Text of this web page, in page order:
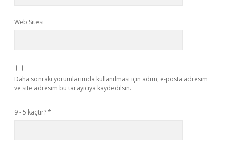
Web Sitesi
Daha sonraki yorumlarımda kullanılması için adım, e-posta adresim
ve site adresim bu tarayıcıya kaydedilsin.
9 - 5 kaçtır?*